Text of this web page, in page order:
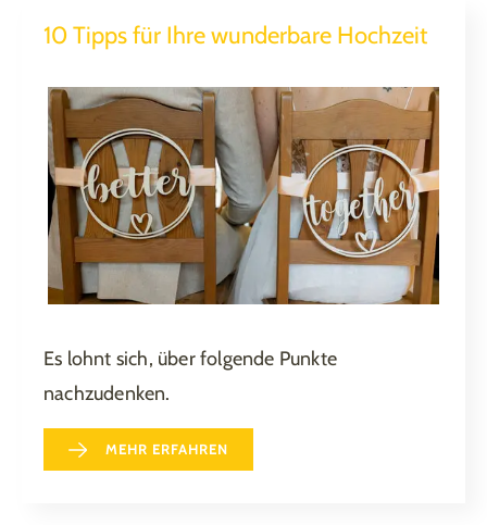
10 Tipps für Ihre wunderbare Hochzeit
Es lohnt sich, über folgende Punkte
nachzudenken.
MEHR ERFAHREN